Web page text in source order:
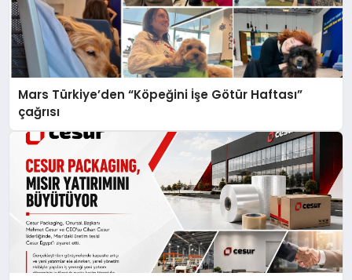
Mars Türkiye’den “Köpeğini İşe Götür Haftası”
çağrısı